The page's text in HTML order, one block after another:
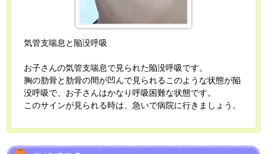
気管支喘息と陥没呼吸
お子さんの気管支喘息で見られた陥没呼吸です。
胸の肋骨と肋骨の間が凹んで見られるこのような状態が陥
没呼吸で、お子さんはかなり呼吸困難な状態です。
このサインが見られる時は、急いで病院に行きましょう。